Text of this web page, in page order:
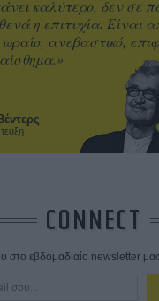
καλύτερο, δεν σε
η επιτυχία. Είναι
ανεβαστικό,
CONNECT
στο εβδομαδιαίο newsletter